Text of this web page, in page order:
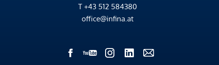
T +43 512 584380
office@infina.at